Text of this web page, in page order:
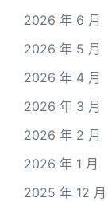
2026 年 6 月
2026 年 5 月
2026 年 4 月
2026 年 3 月
2026 年 2 月
2026 年 1 月
2025 年 12 月